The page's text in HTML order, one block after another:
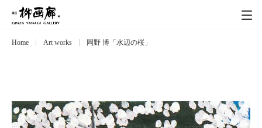
Exhibitions
Artists 作家
Home Art works 岡野 博「水辺の桜」